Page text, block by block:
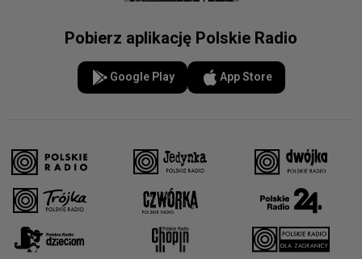
Pobierz aplikację Polskie Radio
Google Play App Store